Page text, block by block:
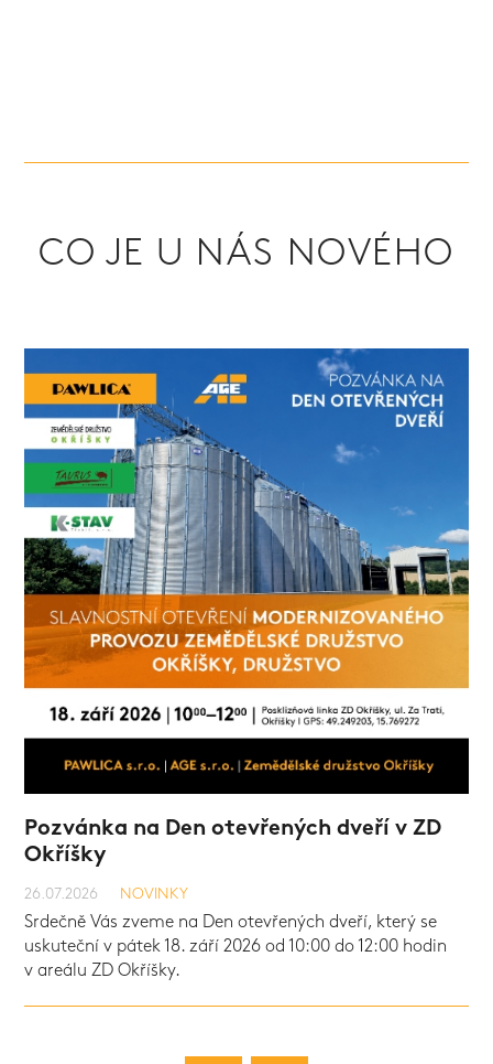
CO JE U NÁS NOVÉHO
Pozvánka na Den otevřených dveří v ZD
Okříšky
26.07.2026 NOVINKY
Srdečně Vás zveme na Den otevřených dveří, který se
uskuteční v pátek 18. září 2026 od 10:00 do 12:00 hodin
v areálu ZD Okříšky.
NOVINKY
NOVINKY